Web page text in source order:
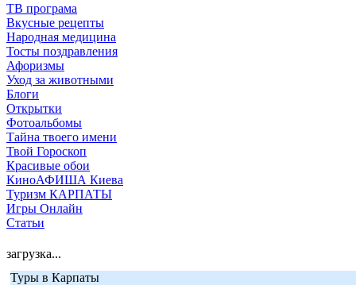
ТВ програма
Вкусные рецепты
Народная медицина
Тосты поздравления
Афоризмы
Уход за животными
Блоги
Открытки
Фотоальбомы
Тайна твоего имени
Твой Гороскоп
Красивые обои
КиноАФИША Киева
Туризм КАРПАТЫ
Игры Онлайн
Статьи
загрузка...
Туры в Карпаты